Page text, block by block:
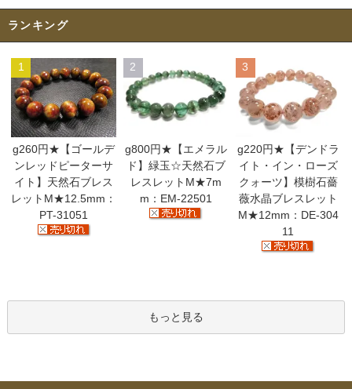
ランキング
1
g260円★【ゴールデ
ンレッドピーターサ
イト】天然石ブレス
レットM★12.5mm：
PT-31051
2
g800円★【エメラル
ド】緑玉☆天然石ブ
レスレットM★7m
m：EM-22501
3
g220円★【デンドラ
イト・イン・ローズ
クォーツ】模樹石薔
薇水晶ブレスレット
M★12mm：DE-304
11
もっと見る